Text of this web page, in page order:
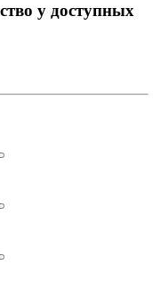
у доступных